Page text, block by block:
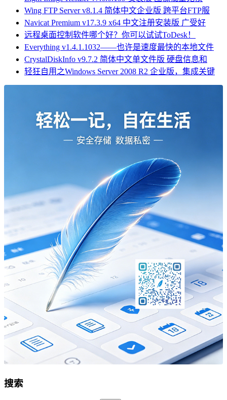
Wing FTP Server v8.1.4 简体中文企业版 跨平台FTP服
Navicat Premium v17.3.9 x64 中文注册安装版 广受好
远程桌面控制软件哪个好？你可以试试ToDesk！
Everything v1.4.1.1032——也许是速度最快的本地文件
CrystalDiskInfo v9.7.2 简体中文单文件版 硬盘信息和
轻狂自用之Windows Server 2008 R2 企业版，集成关键
搜索